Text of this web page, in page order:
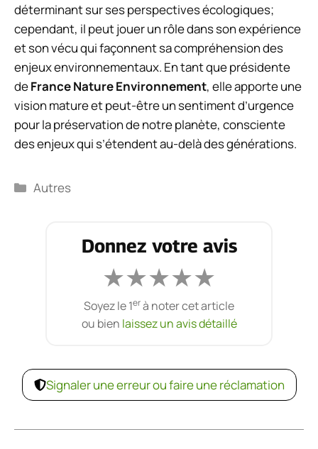
déterminant sur ses perspectives écologiques;
cependant, il peut jouer un rôle dans son expérience
et son vécu qui façonnent sa compréhension des
enjeux environnementaux. En tant que présidente
deFrance Nature Environnement, elle apporte une
vision mature et peut-être un sentiment d’urgence
pour la préservation de notre planète, consciente
des enjeux qui s’étendent au-delà des générations.
Catégories
Autres
Donnez votre avis
★★★★★
Soyez le 1erà noter cet article
ou bien laissez un avis détaillé
Signaler une erreur ou faire une réclamation